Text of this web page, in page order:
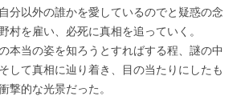
分以外の誰かを愛しているのでと疑惑の念
村を雇い、必死に真相を追っていく。
本当の姿を知ろうとすればする程、謎の中
して真相に辿り着き、目の当たりにしたも
撃的な光景だった。